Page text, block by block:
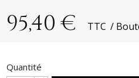
95,40 € TTC
Quantité